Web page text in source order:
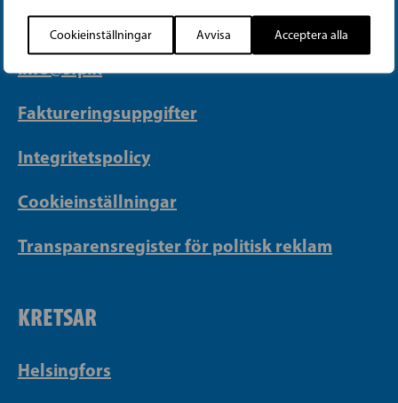
Cookieinställningar Avvisa Acceptera alla
PB 430, 00101 Helsingfors
Georgsgatan 27, 00100 Helsingfors
info@sfp.fi
Faktureringsuppgifter
Integritetspolicy
Cookieinställningar
Transparensregister för politisk reklam
KRETSAR
Helsingfors